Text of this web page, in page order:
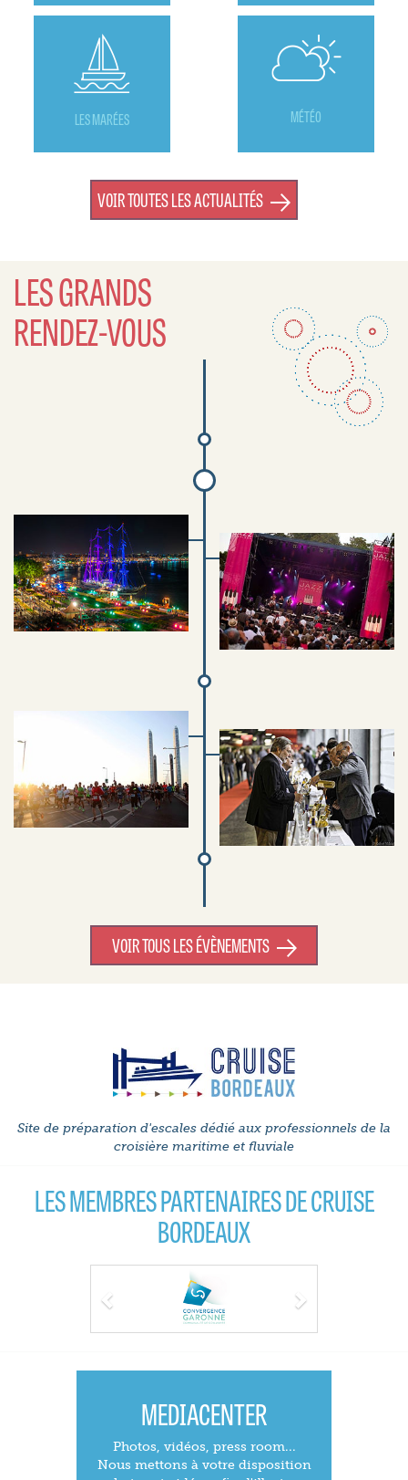
LES MARÉES MÉTÉO
VOIR TOUTES LES ACTUALITÉS
LES GRANDS
RENDEZ-VOUS
VOIR TOUS LES ÉVÈNEMENTS
Site de préparation d'escales dédié aux professionnels de la
croisière maritime et fluviale
LES MEMBRES PARTENAIRES DE CRUISE
BORDEAUX
MEDIACENTER
Photos, vidéos, press room...
Nous mettons à votre disposition